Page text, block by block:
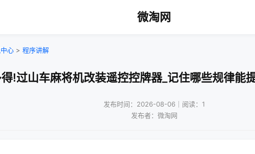
微淘网
心 > 程序讲解
!过山车麻将机改装遥控控牌器_记住哪些规律能
发布时间：2026-08-06｜阅读：1
发布者：微淘网